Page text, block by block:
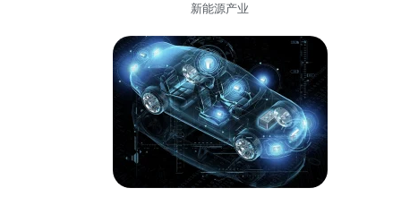
新能源产业